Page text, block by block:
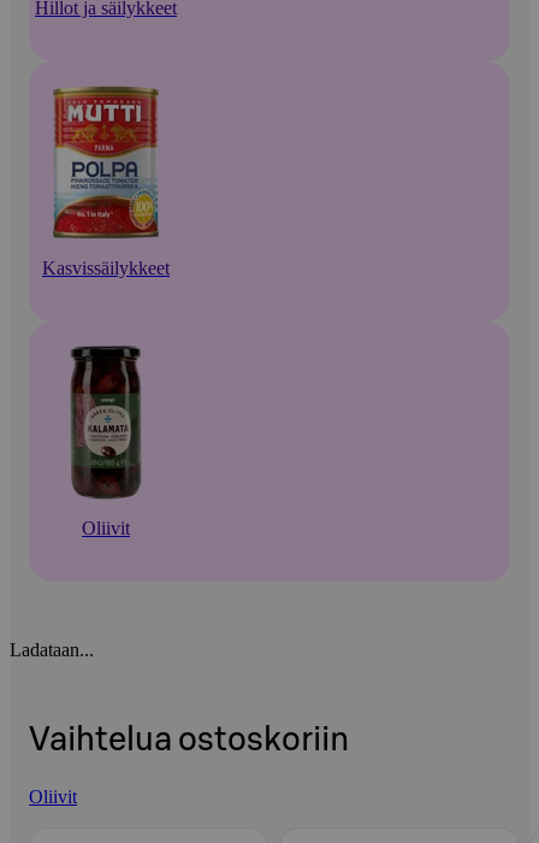
Hillot ja säilykkeet
Kasvissäilykkeet
Oliivit
Ladataan...
Vaihtelua ostoskoriin
Oliivit